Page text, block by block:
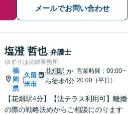
メールでお問い合わせ
塩澄 哲也 弁護士
ゆずりは法律事務所
福
岡
県
|
久留
米市
花畑駅か
ら徒歩4分
営業時間：09:00~
20:00（平日）
【花畑駅4分】【法テラス利用可】離婚
の際の戦略決めからご相談にのります